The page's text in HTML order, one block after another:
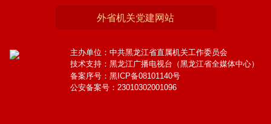
外省机关党建网站
主办单位：中共黑龙江省直属机关工作委员会
技术支持：黑龙江广播电视台（黑龙江省全媒体中心）
备案序号：黑ICP备08101140号
公安备案号：23010302001096